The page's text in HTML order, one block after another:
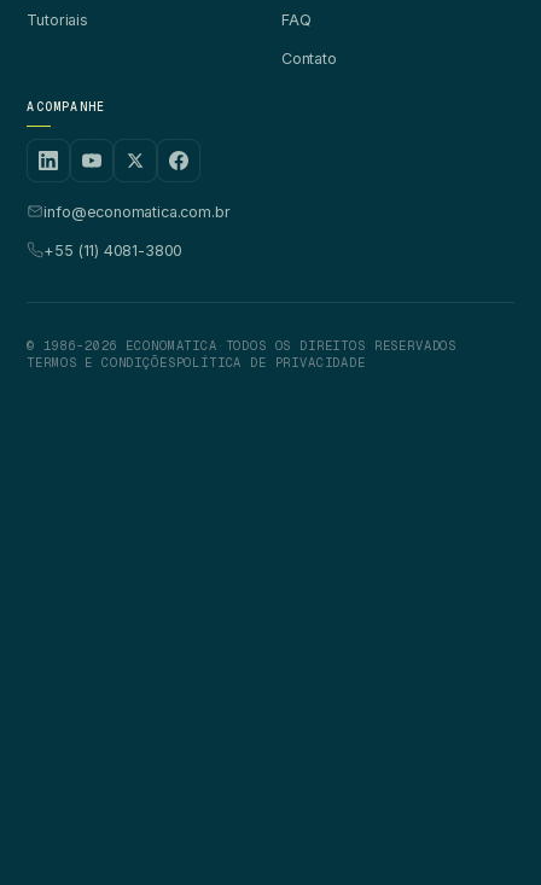
Tutoriais FAQ
Contato
ACOMPANHE
info@economatica.com.br
+55 (11) 4081-3800
© 1986-2026 ECONOMATICA · TODOS OS DIREITOS RESERVADOS
TERMOS E CONDIÇÕESPOLÍTICA DE PRIVACIDADE